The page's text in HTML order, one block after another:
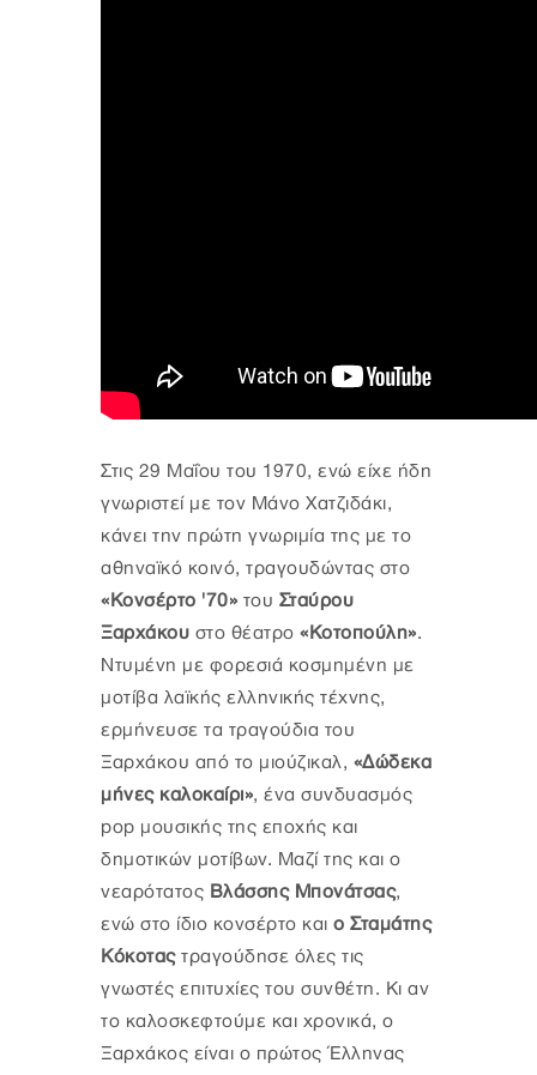
Στις 29 Μαΐου του 1970, ενώ είχε ήδη
γνωριστεί με τον Μάνο Χατζιδάκι,
κάνει την πρώτη γνωριμία της με το
αθηναϊκό κοινό, τραγουδώντας στο
«Κονσέρτο '70» του Σταύρου
Ξαρχάκου στο θέατρο «Κοτοπούλη».
Ντυμένη με φορεσιά κοσμημένη με
μοτίβα λαϊκής ελληνικής τέχνης,
ερμήνευσε τα τραγούδια του
Ξαρχάκου από το μιούζικαλ, «Δώδεκα
μήνες καλοκαίρι», ένα συνδυασμός
pop μουσικής της εποχής και
δημοτικών μοτίβων. Μαζί της και ο
νεαρότατος Βλάσσης Μπονάτσας,
ενώ στο ίδιο κονσέρτο και ο Σταμάτης
Κόκοταςτραγούδησε όλες τις
γνωστές επιτυχίες του συνθέτη. Κι αν
το καλοσκεφτούμε και χρονικά, ο
Ξαρχάκος είναι ο πρώτος Έλληνας